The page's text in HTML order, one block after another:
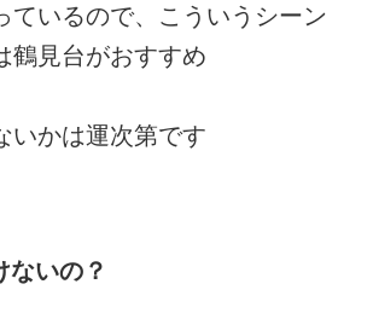
ているので、こういうシーン
鶴見台がおすすめ
いかは運次第です
ないの？